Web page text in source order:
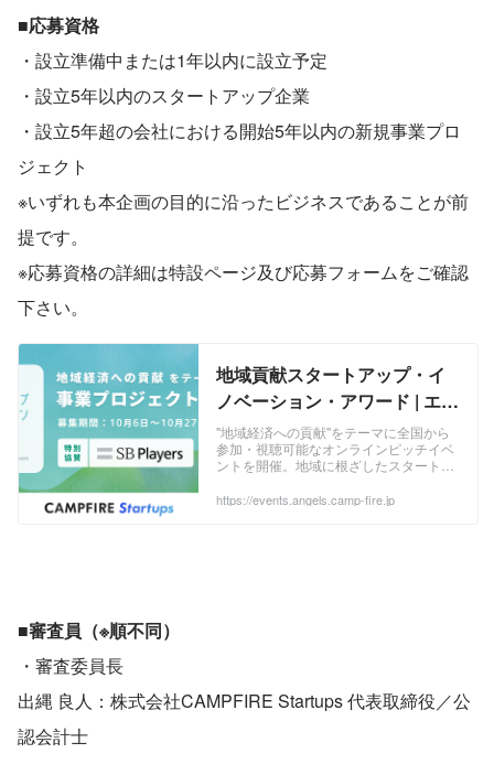
■応募資格
・設立準備中または1年以内に設立予定
・設立5年以内のスタートアップ企業
・設立5年超の会社における開始5年以内の新規事業プロ
ジェクト
※いずれも本企画の目的に沿ったビジネスであることが前
提です。
※応募資格の詳細は特設ページ及び応募フォームをご確認
下さい。
地域貢献スタートアップ・イ
ノベーション・アワード | エン
トリー受付中
"地域経済への貢献"をテーマに全国から
参加・視聴可能なオンラインピッチイベ
ントを開催。地域に根ざしたスタートア
す。
https://events.angels.camp-fire.jp
■審査員（※順不同）
・審査委員長
出縄 良人：株式会社CAMPFIRE Startups 代表取締役／公
認会計士